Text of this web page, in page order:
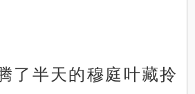
了半天的穆庭叶藏拎